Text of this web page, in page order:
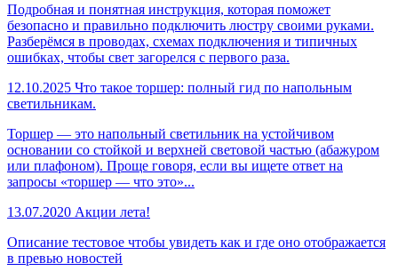
Подробная и понятная инструкция, которая поможет
безопасно и правильно подключить люстру своими руками.
Разберёмся в проводах, схемах подключения и типичных
ошибках, чтобы свет загорелся с первого раза.
12.10.2025 Что такое торшер: полный гид по напольным
светильникам.
Торшер — это напольный светильник на устойчивом
основании со стойкой и верхней световой частью (абажуром
или плафоном). Проще говоря, если вы ищете ответ на
запросы «торшер — что это»...
13.07.2020 Акции лета!
Описание тестовое чтобы увидеть как и где оно отображается
в превью новостей